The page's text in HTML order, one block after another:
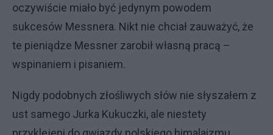
oczywiście miało być jedynym powodem
sukcesów Messnera. Nikt nie chciał zauważyć, że
te pieniądze Messner zarobił własną pracą –
wspinaniem i pisaniem.
Nigdy podobnych złośliwych słów nie słyszałem z
ust samego Jurka Kukuczki, ale niestety